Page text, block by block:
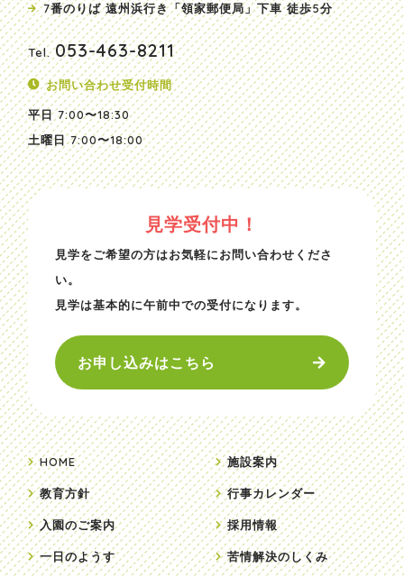
7番のりば 遠州浜行き「領家郵便局」下車 徒歩5分
Tel. 053-463-8211
お問い合わせ受付時間
平日 7:00〜18:30
土曜日 7:00〜18:00
見学受付中！
見学をご希望の方はお気軽にお問い合わせくださ
い。
見学は基本的に午前中での受付になります。
お申し込みはこちら
HOME
教育方針
入園のご案内
一日のようす
施設案内
行事カレンダー
採用情報
苦情解決のしくみ